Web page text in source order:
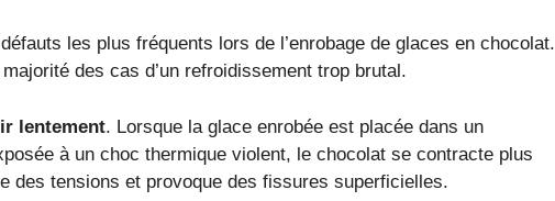
les plus fréquents lors de l’enrobage de glaces en chocolat.
des cas d’un refroidissement trop brutal.
lentement. Lorsque la glace enrobée est placée dans un
à un choc thermique violent, le chocolat se contracte plus
des tensions et provoque des fissures superficielles.